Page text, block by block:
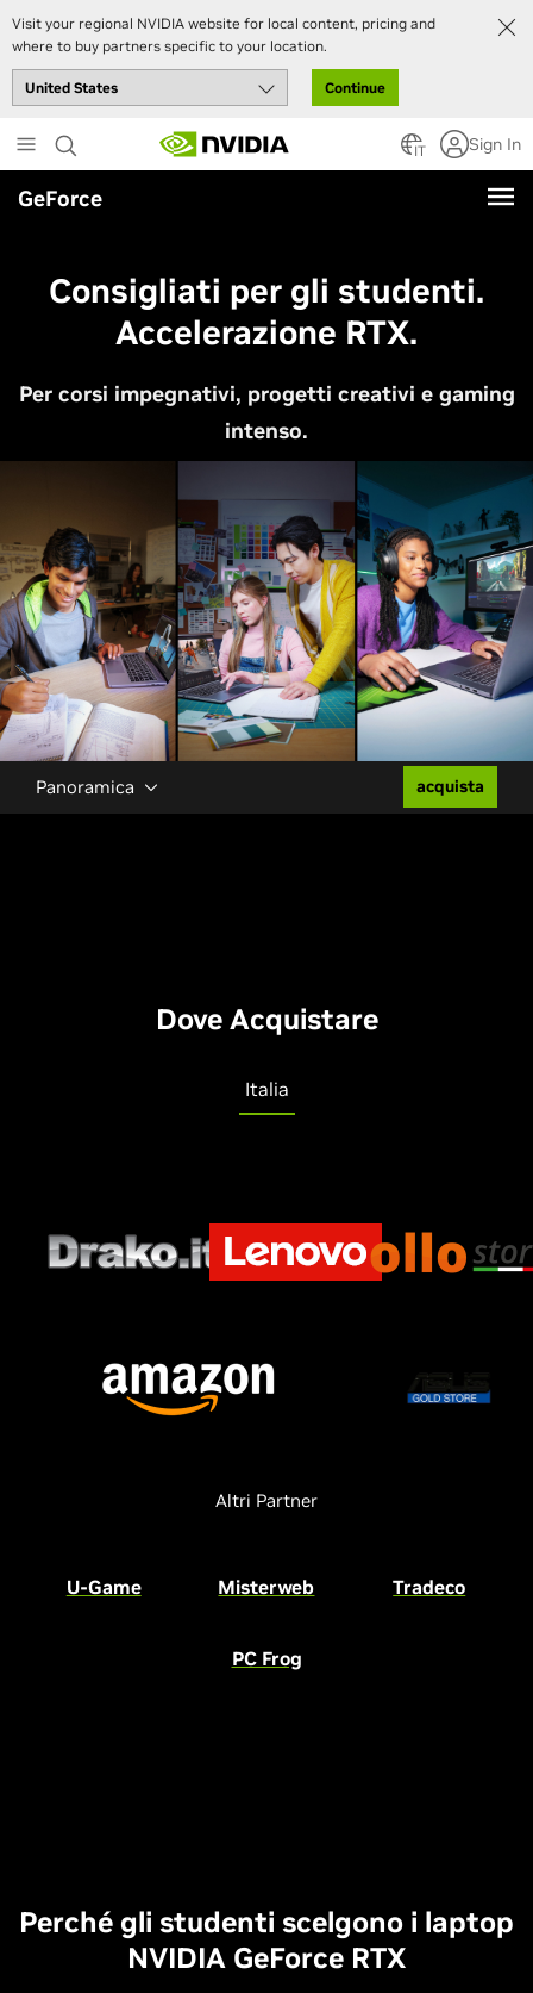
Visit your regional NVIDIA website for local content, pricing and
where to buy partners specific to your location.
Continue
to
main
content
IT Sign In
GeForce
Consigliati per gli studenti.
Accelerazione RTX.
Per corsi impegnativi, progetti creativi e gaming
intenso.
Panoramica acquista
Dove Acquistare
Italia
Altri Partner
U-Game Misterweb Tradeco
PC Frog
Perché gli studenti scelgono i laptop
NVIDIA GeForce RTX